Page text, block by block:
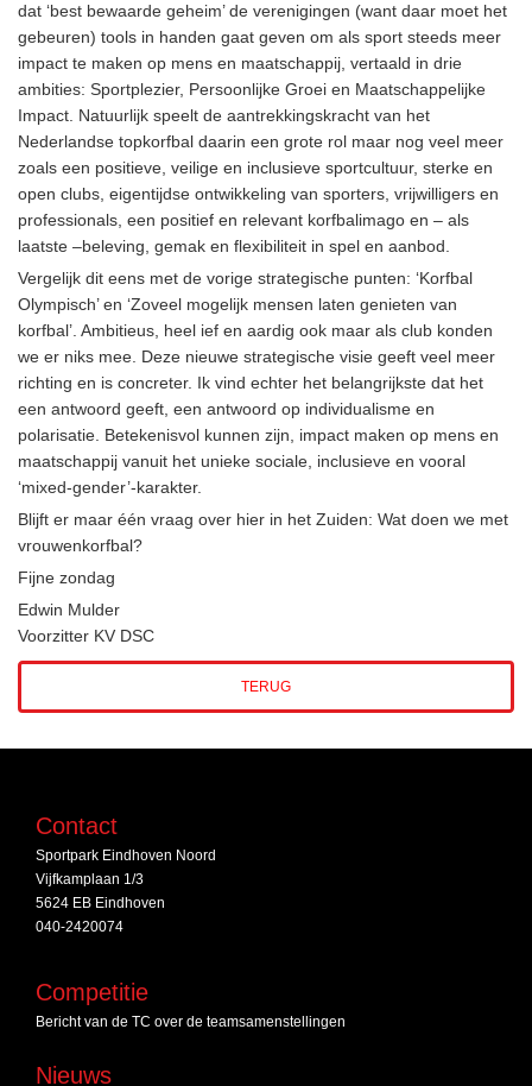
dat ‘best bewaarde geheim’ de verenigingen (want daar moet het
gebeuren) tools in handen gaat geven om als sport steeds meer
impact te maken op mens en maatschappij, vertaald in drie
ambities: Sportplezier, Persoonlijke Groei en Maatschappelijke
Impact. Natuurlijk speelt de aantrekkingskracht van het
Nederlandse topkorfbal daarin een grote rol maar nog veel meer
zoals een positieve, veilige en inclusieve sportcultuur, sterke en
open clubs, eigentijdse ontwikkeling van sporters, vrijwilligers en
professionals, een positief en relevant korfbalimago en – als
laatste –beleving, gemak en flexibiliteit in spel en aanbod.
Vergelijk dit eens met de vorige strategische punten: ‘Korfbal
Olympisch’ en ‘Zoveel mogelijk mensen laten genieten van
korfbal’. Ambitieus, heel ief en aardig ook maar als club konden
we er niks mee. Deze nieuwe strategische visie geeft veel meer
richting en is concreter. Ik vind echter het belangrijkste dat het
een antwoord geeft, een antwoord op individualisme en
polarisatie. Betekenisvol kunnen zijn, impact maken op mens en
maatschappij vanuit het unieke sociale, inclusieve en vooral
‘mixed-gender’-karakter.
Blijft er maar één vraag over hier in het Zuiden: Wat doen we met
vrouwenkorfbal?
Fijne zondag
Edwin Mulder
Voorzitter KV DSC
TERUG
Contact
Sportpark Eindhoven Noord
Vijfkamplaan 1/3
5624 EB Eindhoven
040-2420074
Competitie
Bericht van de TC over de teamsamenstellingen
Nieuws